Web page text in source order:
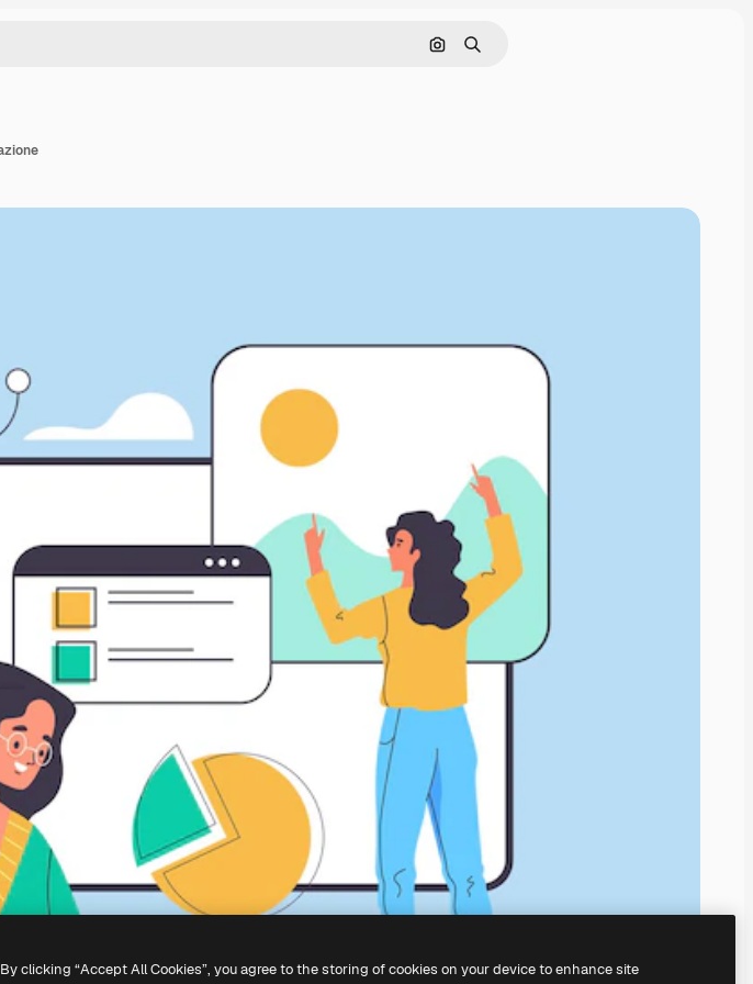
Cerca per immagine
Ricerca
By clicking “Accept All Cookies”, you agree to the storing of cookies on your device to enhance site